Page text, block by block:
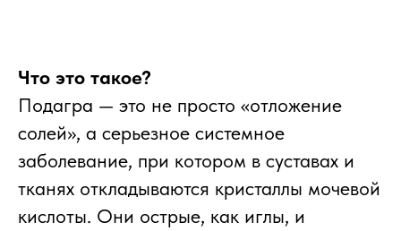
Что это такое?
Подагра — это не просто «отложение
солей», а серьезное системное
заболевание, при котором в суставах и
тканях откладываются кристаллы мочевой
кислоты. Они острые, как иглы, и